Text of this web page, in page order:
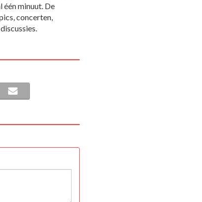
één minuut. De
concerten,